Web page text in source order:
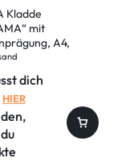
Kladde
mit
A4,
Blatt, 80g/m²
dich
HIER